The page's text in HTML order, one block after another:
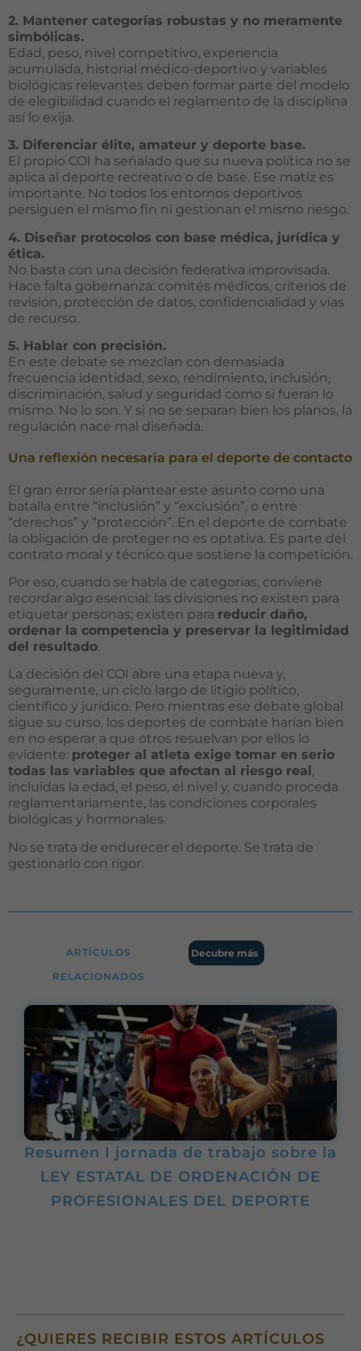
2. Mantener categorías robustas y no meramente
simbólicas.
Edad, peso, nivel competitivo, experiencia
acumulada, historial médico-deportivo y variables
biológicas relevantes deben formar parte del modelo
de elegibilidad cuando el reglamento de la disciplina
así lo exija.
3. Diferenciar élite, amateur y deporte base.
El propio COI ha señalado que su nueva política no se
aplica al deporte recreativo o de base. Ese matiz es
importante. No todos los entornos deportivos
persiguen el mismo fin ni gestionan el mismo riesgo.
4. Diseñar protocolos con base médica, jurídica y
ética.
No basta con una decisión federativa improvisada.
Hace falta gobernanza: comités médicos, criterios de
revisión, protección de datos, confidencialidad y vías
de recurso.
5. Hablar con precisión.
En este debate se mezclan con demasiada
frecuencia identidad, sexo, rendimiento, inclusión,
discriminación, salud y seguridad como si fueran lo
mismo. No lo son. Y si no se separan bien los planos, la
regulación nace mal diseñada.
Una reflexión necesaria para el deporte de contacto
El gran error sería plantear este asunto como una
batalla entre “inclusión” y “exclusión”, o entre
“derechos” y “protección”. En el deporte de combate
la obligación de proteger no es optativa. Es parte del
contrato moral y técnico que sostiene la competición.
Por eso, cuando se habla de categorías, conviene
recordar algo esencial: las divisiones no existen para
etiquetar personas; existen para reducir daño,
ordenar la competencia y preservar la legitimidad
del resultado.
La decisión del COI abre una etapa nueva y,
seguramente, un ciclo largo de litigio político,
científico y jurídico. Pero mientras ese debate global
sigue su curso, los deportes de combate harían bien
en no esperar a que otros resuelvan por ellos lo
evidente: proteger al atleta exige tomar en serio
todas las variables que afectan al riesgo real ,
incluidas la edad, el peso, el nivel y, cuando proceda
reglamentariamente, las condiciones corporales
biológicas y hormonales.
No se trata de endurecer el deporte. Se trata de
gestionarlo con rigor.
ARTÍCULOS
RELACIONADOS
Decubre más
Resumen I jornada de trabajo sobre la
LEY ESTATAL DE ORDENACIÓN DE
PROFESIONALES DEL DEPORTE
¿QUIERES RECIBIR ESTOS ARTÍCULOS
Necesarias
Estas
cookies no
son
opcionales.
Son
necesarias
para que
funcione la
web.
mejorar la
y estructura
de la web, en
Experiencia
Para que
nuestra web
funcione lo
mejor posible
durante tu
visita. Si
rechaza estas
cookies,
algunas
funcionalidades
intereses y
comportamiento
mientras visitas